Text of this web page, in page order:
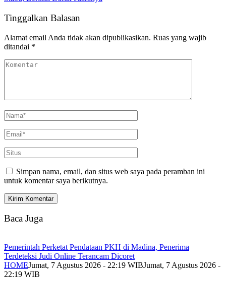
Tinggalkan Balasan
Alamat email Anda tidak akan dipublikasikan. Ruas yang wajib
ditandai *
Simpan nama, email, dan situs web saya pada peramban ini
untuk komentar saya berikutnya.
Baca Juga
Pemerintah Perketat Pendataan PKH di Madina, Penerima
Terdeteksi Judi Online Terancam Dicoret
HOMEJumat, 7 Agustus 2026 - 22:19 WIBJumat, 7 Agustus 2026 -
22:19 WIB